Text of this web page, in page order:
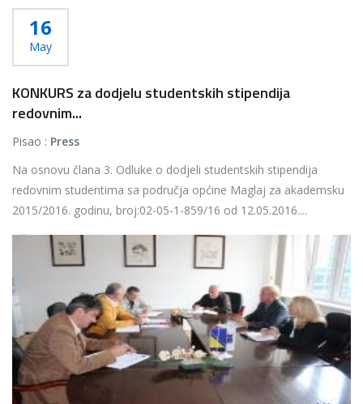
16
May
KONKURS za dodjelu studentskih stipendija
redovnim...
Pisao : Press
Na osnovu člana 3. Odluke o dodjeli studentskih stipendija
redovnim studentima sa područja općine Maglaj za akademsku
2015/2016. godinu, broj:02-05-1-859/16 od 12.05.2016....
Više...